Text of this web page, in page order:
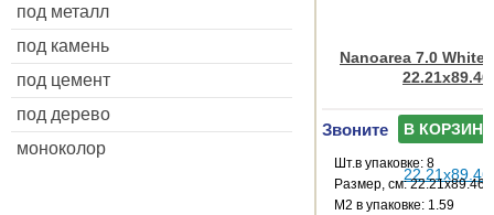
под металл
под камень
под цемент
под дерево
моноколор
Nanoarea 7.0 White
22.21x89.46
Звоните В КОРЗИНУ
Шт.в упаковке: 8
Размер, см: 22.21x89.46
М2 в упаковке: 1.59